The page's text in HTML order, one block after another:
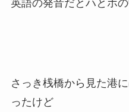
英語の発音だとハとホ
さっき桟橋から見た港
ったけど